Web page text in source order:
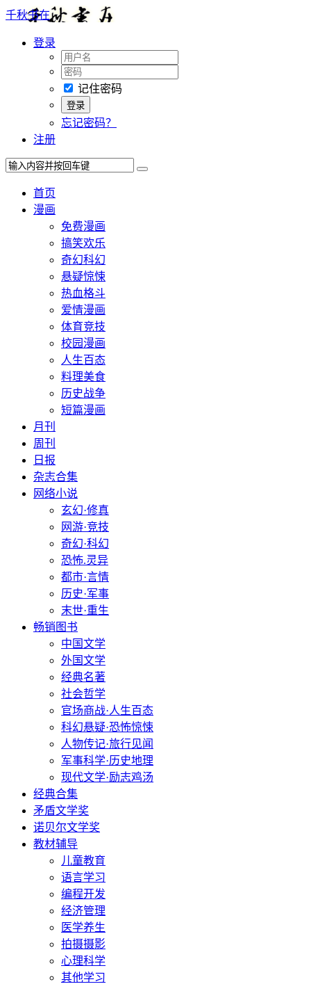
千秋书在
登录
记住密码
忘记密码？
注册
首页
漫画
免费漫画
搞笑欢乐
奇幻科幻
悬疑惊悚
热血格斗
爱情漫画
体育竞技
校园漫画
人生百态
料理美食
历史战争
短篇漫画
月刊
周刊
日报
杂志合集
网络小说
玄幻·修真
网游·竞技
奇幻·科幻
恐怖.灵异
都市·言情
历史·军事
末世·重生
畅销图书
中国文学
外国文学
经典名著
社会哲学
官场商战·人生百态
科幻悬疑·恐怖惊悚
人物传记·旅行见闻
军事科学·历史地理
现代文学·励志鸡汤
经典合集
矛盾文学奖
诺贝尔文学奖
教材辅导
儿童教育
语言学习
编程开发
经济管理
医学养生
拍摄摄影
心理科学
其他学习